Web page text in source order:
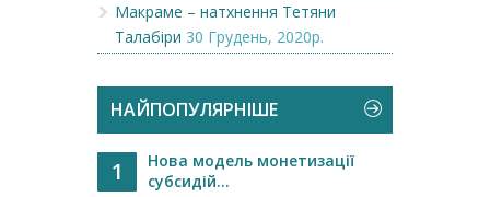
Макраме – натхнення Тетяни
Талабіри 30 Грудень, 2020р.
НАЙПОПУЛЯРНІШЕ
1
Нова модель монетизації
субсидій...